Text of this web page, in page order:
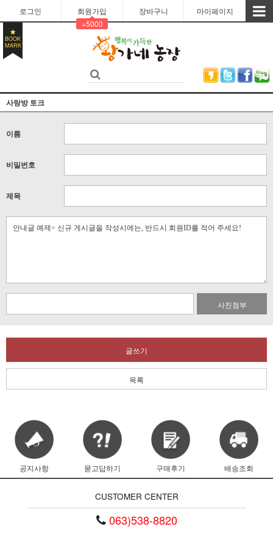
로그인
회원가입
+5000
장바구니 마이페이지
BOOK
MARK
사랑방 토크
이름
비밀번호
제목
사진첨부
글쓰기
목록
공지사항 묻고답하기 구매후기 배송조회
CUSTOMER CENTER
063)538-8820